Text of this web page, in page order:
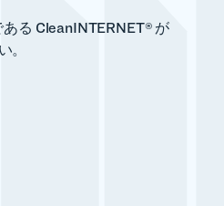
る CleanINTERNET® が
。